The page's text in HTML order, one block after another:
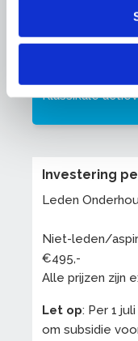
10 minuten
Klassikale
Investering
Leden
Niet-leden/
€495,-
Alle prijzen zijn
Let op: Per 1
om subsidie